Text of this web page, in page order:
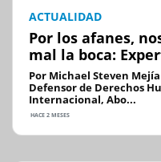
ACTUALIDAD
Por los afanes,
mal la boca:
Por Michael Steven
Defensor de Derechos
Internacional, Abo...
HACE 2 MESES